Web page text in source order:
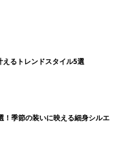
るトレンドスタイル5選
！季節の装いに映える細身シルエ